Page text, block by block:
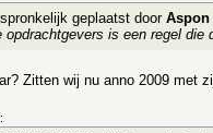
geplaatst door Aspon
opdrachtgevers is een regel die
Zitten wij nu anno 2009 met